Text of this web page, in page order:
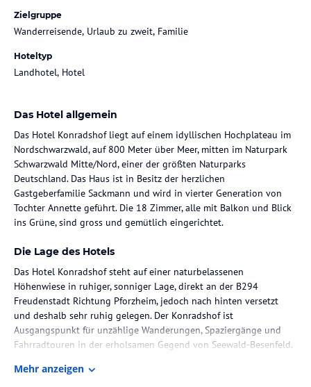
Zielgruppe
Wanderreisende, Urlaub zu zweit, Familie
Hoteltyp
Landhotel, Hotel
Das Hotel allgemein
Das Hotel Konradshof liegt auf einem idyllischen Hochplateau im
Nordschwarzwald, auf 800 Meter über Meer, mitten im Naturpark
Schwarzwald Mitte/Nord, einer der größten Naturparks
Deutschland. Das Haus ist in Besitz der herzlichen
Gastgeberfamilie Sackmann und wird in vierter Generation von
Tochter Annette geführt. Die 18 Zimmer, alle mit Balkon und Blick
ins Grüne, sind gross und gemütlich eingerichtet.
Die Lage des Hotels
Das Hotel Konradshof steht auf einer naturbelassenen
Höhenwiese in ruhiger, sonniger Lage, direkt an der B294
Freudenstadt Richtung Pforzheim, jedoch nach hinten versetzt
und deshalb sehr ruhig gelegen. Der Konradshof ist
Ausgangspunkt für unzählige Wanderungen, Spaziergänge und
Fahrradtouren in der erholsamen Gegend von Seewald-Besenfeld.
Zimmer / Unterbringung im Hotel
Mehr anzeigen